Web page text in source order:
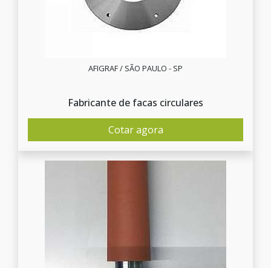
AFIGRAF / SÃO PAULO - SP
Fabricante de facas circulares
Cotar agora